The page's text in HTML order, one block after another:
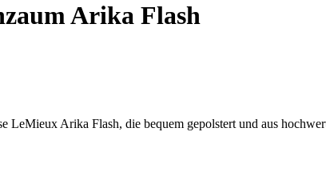
Arika Flash
LeMieux Arika Flash, die bequem gepolstert und aus